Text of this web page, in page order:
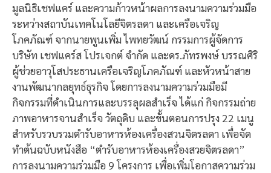
มูลนิธิเชฟแคร์ และความก้าวหน้าผลการลงนามความร่วมมือ
ระหว่างสถาบันเทคโนโลยีจิตรลดา และเครือเจริญ
โภคภัณฑ์ จากนายพูนเพิ่ม ไพทยวัฒน์ กรรมการผู้จัดการ
บริษัท เชฟแคร์ส โปรเจกต์ จำกัด และดร.ภัทรพงษ์ บรรณศิริ
ผู้ช่วยอาวุโสประธานเครือเจริญโภคภัณฑ์ และหัวหน้าสาย
งานพัฒนากลยุทธ์ธุรกิจ โดยการลงนามความร่วมมือมี
กิจกรรมที่ดำเนินการและบรรลุผลสำเร็จ ได้แก่ กิจกรรมถ่าย
ภาพอาหารจานสำเร็จ วัตถุดิบ และขั้นตอนการปรุง 22 เมนู
สำหรับรวบรวมตำรับอาหารห้องเครื่องสวนจิตรลดา เพื่อจัด
ทำต้นฉบับหนังสือ “ตำรับอาหารห้องเครื่องสวยจิตรลดา”
การลงนามความร่วมมือ 9 โครงการ เพื่อเพิ่มโอกาสความร่วม